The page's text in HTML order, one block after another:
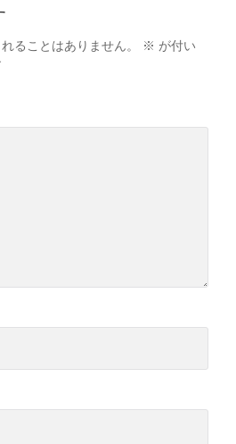
ることはありません。 ※ が付い